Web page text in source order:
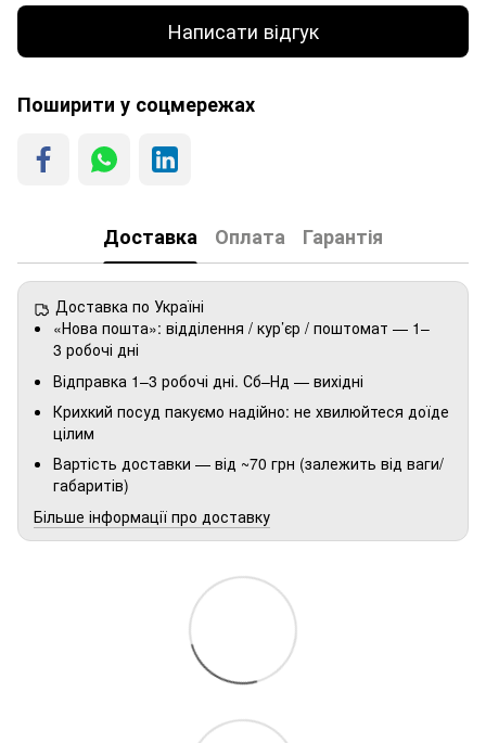
Написати відгук
Поширити у соцмережах
Доставка Оплата Гарантія
Доставка по Україні
«Нова пошта»: відділення / кур’єр / поштомат — 1–
3 робочі дні
Відправка 1–3 робочі дні. Сб–Нд — вихідні
Крихкий посуд пакуємо надійно: не хвилюйтеся доїде
цілим
Вартість доставки — від ~70 грн (залежить від ваги/
габаритів)
Більше інформації про доставку